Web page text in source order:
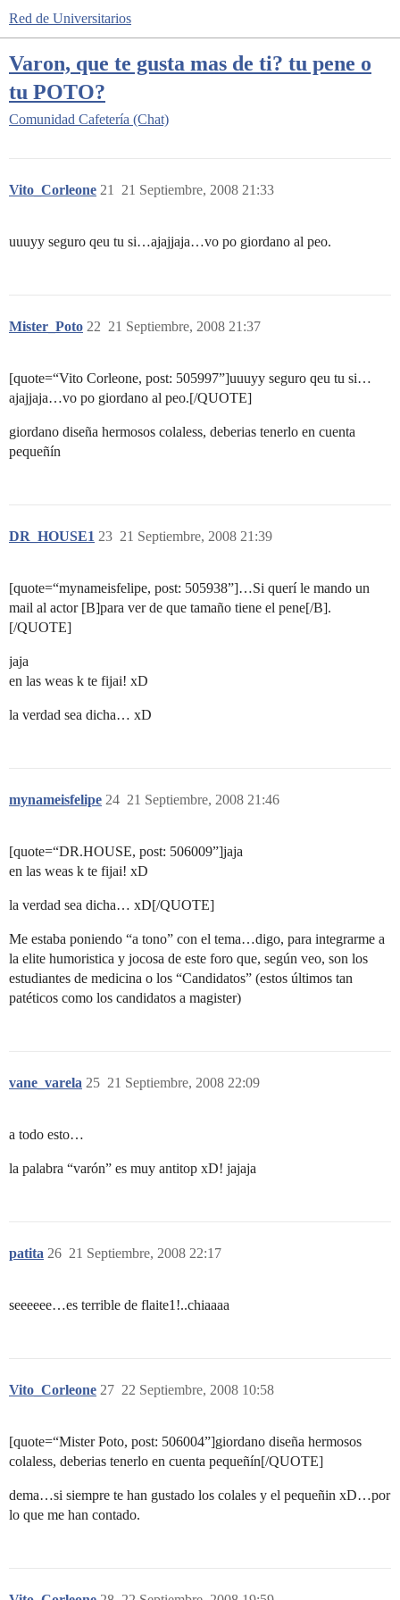
Red de Universitarios
Varon, que te gusta mas de ti? tu pene o
tu POTO?
Comunidad Cafetería (Chat)
Vito_Corleone 21 Septiembre, 2008 21:33
21
uuuyy seguro qeu tu si…ajajjaja…vo po giordano al peo.
Mister_Poto 21 Septiembre, 2008 21:37
22
[quote=“Vito Corleone, post: 505997”]uuuyy seguro qeu tu si…
ajajjaja…vo po giordano al peo.[/QUOTE]
giordano diseña hermosos colaless, deberias tenerlo en cuenta
pequeñín
DR_HOUSE1 21 Septiembre, 2008 21:39
23
[quote=“mynameisfelipe, post: 505938”]…Si querí le mando un
mail al actor [B]para ver de que tamaño tiene el pene[/B].
[/QUOTE]
jaja
en las weas k te fijai! xD
la verdad sea dicha… xD
mynameisfelipe 21 Septiembre, 2008 21:46
24
[quote=“DR.HOUSE, post: 506009”]jaja
en las weas k te fijai! xD
la verdad sea dicha… xD[/QUOTE]
Me estaba poniendo “a tono” con el tema…digo, para integrarme a
la elite humoristica y jocosa de este foro que, según veo, son los
estudiantes de medicina o los “Candidatos” (estos últimos tan
patéticos como los candidatos a magister)
vane_varela 21 Septiembre, 2008 22:09
25
a todo esto…
la palabra “varón” es muy antitop xD! jajaja
patita 21 Septiembre, 2008 22:17
26
seeeeee…es terrible de flaite1!..chiaaaa
Vito_Corleone 22 Septiembre, 2008 10:58
27
[quote=“Mister Poto, post: 506004”]giordano diseña hermosos
colaless, deberias tenerlo en cuenta pequeñín[/QUOTE]
dema…si siempre te han gustado los colales y el pequeñin xD…por
lo que me han contado.